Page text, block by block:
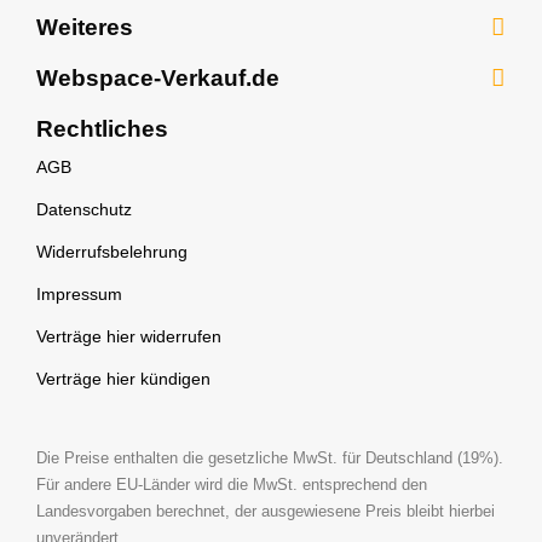
Webhosting für Schüler
Nextcloud Hosting
Windows Terminal Server
eMail Umzug
eMail Archivierung
Webhosting für Agenturen
Weiteres
SSL-Zertifikate
Webspace-Verkauf.de
Über uns
News
Support
Partnerprogramm
Auszeichnungen
Referenzen
Glossar
Videos & Content
Rechtliches
AGB
Datenschutz
Widerrufsbelehrung
Impressum
Verträge hier widerrufen
Verträge hier kündigen
Die Preise enthalten die gesetzliche MwSt. für Deutschland (19%).
Für andere EU-Länder wird die MwSt. entsprechend den
Landesvorgaben berechnet, der ausgewiesene Preis bleibt hierbei
unverändert.